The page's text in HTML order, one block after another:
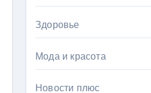
Здоровье
Мода и красота
Новости плюс